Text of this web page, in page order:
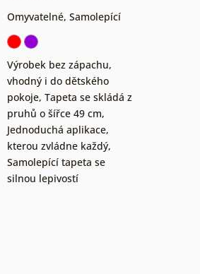
Omyvatelné, Samolepící
Výrobek bez zápachu,
vhodný i do dětského
pokoje, Tapeta se skládá z
pruhů o šířce 49 cm,
Jednoduchá aplikace,
kterou zvládne každý,
Samolepící tapeta se
silnou lepivostí